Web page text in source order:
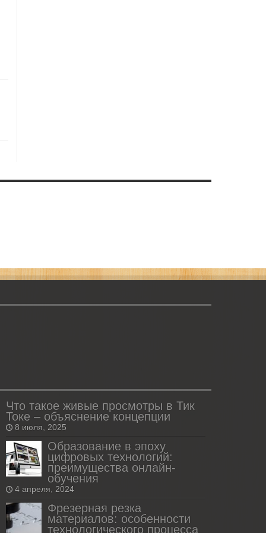
Что такое живые просмотры в Тик
Токе – объяснение концепции
8 июля, 2025
Образование в эпоху
цифровых технологий:
преимущества онлайн-
обучения
4 апреля, 2024
Фрезерная резка
материалов: особенности
технологического процесса